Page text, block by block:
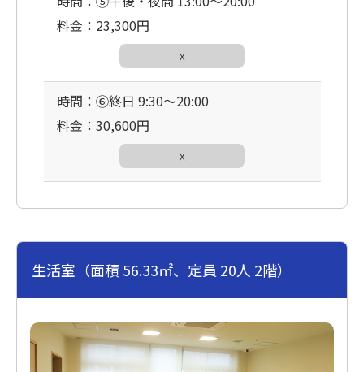
料金：23,300円
☓
時間：⑥終日 9:30〜20:00
料金：30,600円
☓
生活室（面積 56.33㎡、定員 20人 2階）